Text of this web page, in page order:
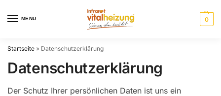
MENU 0
Startseite » Datenschutzerklärung
Datenschutzerklärung
Der Schutz Ihrer persönlichen Daten ist uns ein